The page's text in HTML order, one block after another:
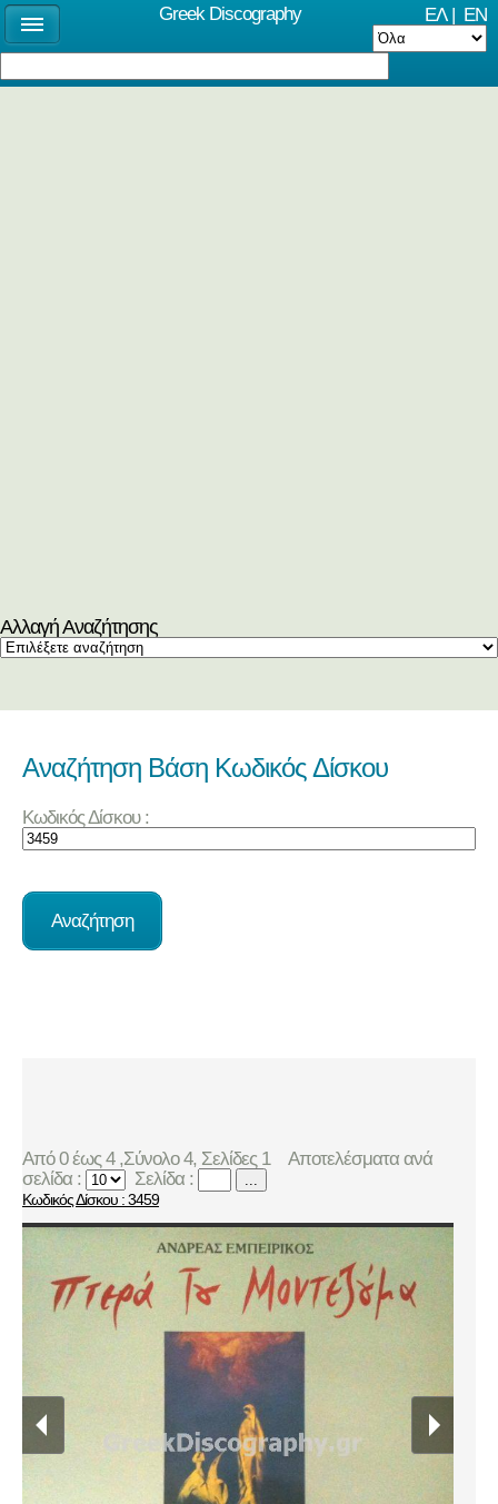
ΕΛ| EN
Αλλαγή Αναζήτησης
Αναζήτηση Βάση Κωδικός Δίσκου
Κωδικός Δίσκου :
Από 0 έως 4 ,Σύνολο 4, Σελίδες 1
Αποτελέσματα ανά
σελίδα :
Σελίδα : ...
Κωδικός Δίσκου : 3459
Greek Discography